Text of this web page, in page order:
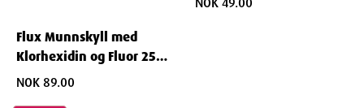
Flux Munnskyll med
Klorhexidin og Fluor 250
ml
NOK 89.00